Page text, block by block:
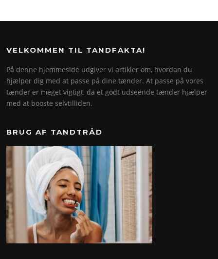
VELKOMMEN TIL TANDFAKTA!
På denne hjemmeside udgiver vi artikler om, hvordan du
hjælper dig med at passe på dine tænder. At passe på vores
tænder er meget vigtigt, da et godt udseende tænder hjælper
med at booste selvtilliden.
BRUG AF TANDTRÅD